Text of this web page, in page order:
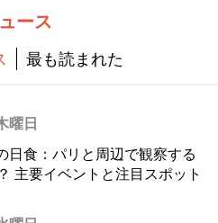
ース
最も読まれた
曜日
日食：パリと周辺で観察する
主要イベントと注目スポット